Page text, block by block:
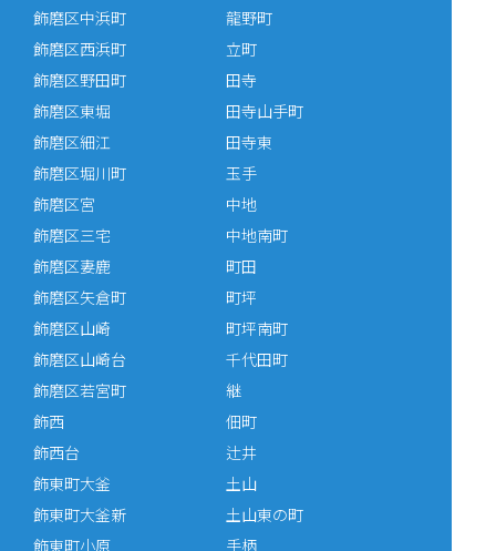
飾磨区中浜町
飾磨区西浜町
飾磨区野田町
飾磨区東堀
飾磨区細江
飾磨区堀川町
飾磨区宮
飾磨区三宅
飾磨区妻鹿
飾磨区矢倉町
飾磨区山崎
飾磨区山崎台
飾磨区若宮町
飾西
飾西台
飾東町大釜
飾東町大釜新
飾東町小原
龍野町
立町
田寺
田寺山手町
田寺東
玉手
中地
中地南町
町田
町坪
町坪南町
千代田町
継
佃町
辻井
土山
土山東の町
手柄